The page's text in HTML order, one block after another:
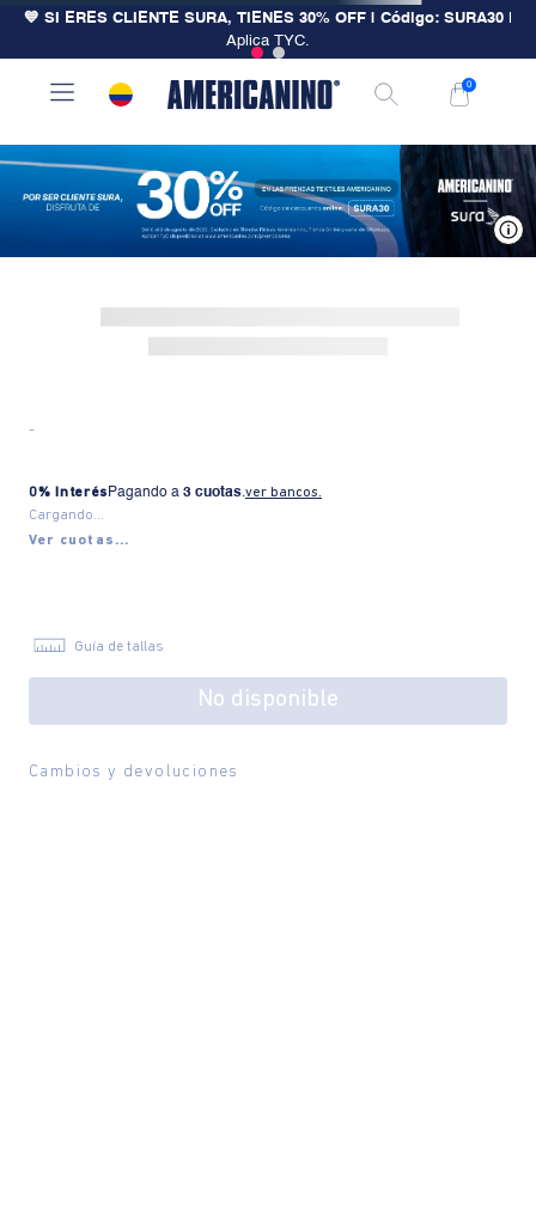
💙 SI ERES CLIENTE SURA, TIENES 30% OFF | Código: SURA30
Aplica TYC.
0
-
0% Interés Pagando a 3 cuotas.ver bancos.
Cargando...
Ver cuotas...
Guía de tallas
No disponible
Cambios y devoluciones